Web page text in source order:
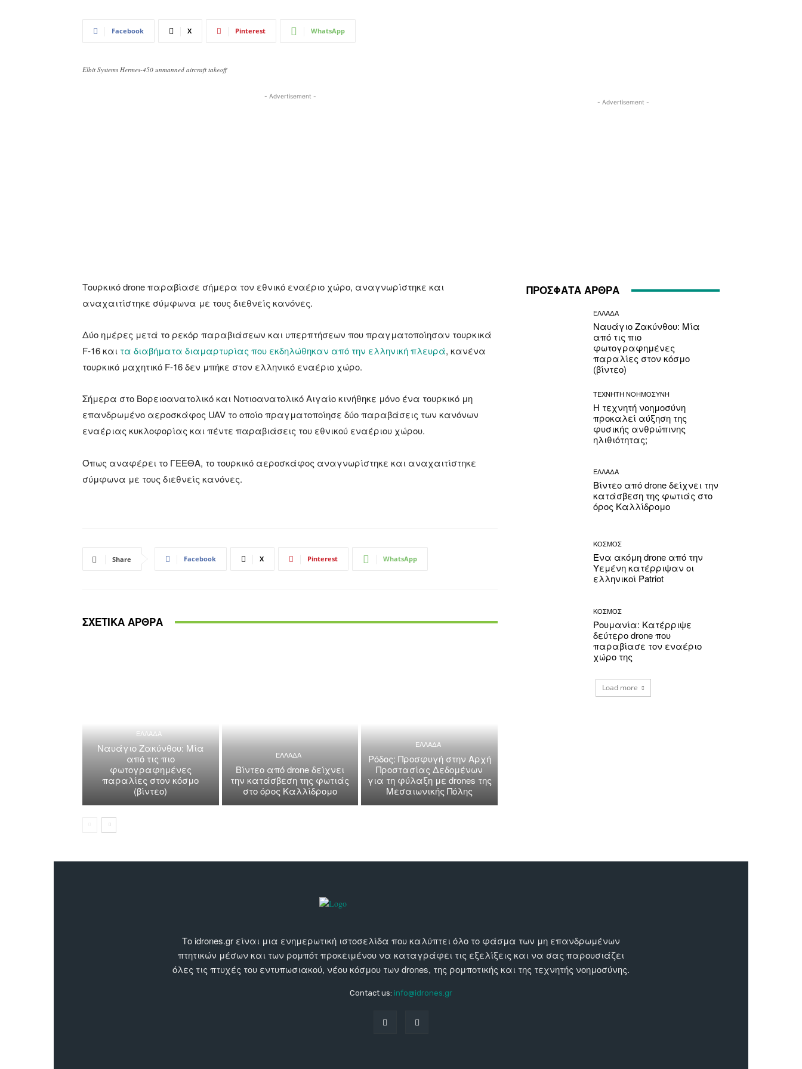
Facebook X Pinterest WhatsApp
Elbit Systems Hermes-450 unmanned aircraft takeoff
- Advertisement -
Tουρκικό drone παραβίασε σήμερα τον εθνικό εναέριο χώρο, αναγνωρίστηκε και
αναχαιτίστηκε σύμφωνα με τους διεθνείς κανόνες.
Δύο ημέρες μετά το ρεκόρ παραβιάσεων και υπερπτήσεων που πραγματοποίησαν τουρκικά
F-16 και τα διαβήματα διαμαρτυρίας που εκδηλώθηκαν από την ελληνική πλευρά, κανένα
τουρκικό μαχητικό F-16 δεν μπήκε στον ελληνικό εναέριο χώρο.
Σήμερα στο Βορειοανατολικό και Νοτιοανατολικό Αιγαίο κινήθηκε μόνο ένα τουρκικό μη
επανδρωμένο αεροσκάφος UAV το οποίο πραγματοποίησε δύο παραβάσεις των κανόνων
εναέριας κυκλοφορίας και πέντε παραβιάσεις του εθνικού εναέριου χώρου.
Όπως αναφέρει το ΓΕΕΘΑ, το τουρκικό αεροσκάφος αναγνωρίστηκε και αναχαιτίστηκε
σύμφωνα με τους διεθνείς κανόνες.
Share Facebook X Pinterest WhatsApp
ΣΧΕΤΙΚΑ ΑΡΘΡΑ
ΕΛΛΑΔΑ
Ναυάγιο Ζακύνθου: Μία
από τις πιο
φωτογραφημένες
παραλίες στον κόσμο
(βίντεο)
ΕΛΛΑΔΑ
Βίντεο από drone δείχνει
την κατάσβεση της φωτιάς
στο όρος Καλλίδρομο
ΕΛΛΑΔΑ
Ρόδος: Προσφυγή στην Αρχή
Προστασίας Δεδομένων
για τη φύλαξη με drones της
Μεσαιωνικής Πόλης
- Advertisement -
ΠΡΟΣΦΑΤΑ ΑΡΘΡΑ
ΕΛΛΑΔΑ
Ναυάγιο Ζακύνθου: Μία
από τις πιο
φωτογραφημένες
παραλίες στον κόσμο
(βίντεο)
ΤΕΧΝΗΤΗ ΝΟΗΜΟΣΥΝΗ
Η τεχνητή νοημοσύνη
προκαλεί αύξηση της
φυσικής ανθρώπινης
ηλιθιότητας;
ΕΛΛΑΔΑ
Βίντεο από drone δείχνει την
κατάσβεση της φωτιάς στο
όρος Καλλίδρομο
ΚΟΣΜΟΣ
Ένα ακόμη drone από την
Υεμένη κατέρριψαν οι
ελληνικοί Patriot
ΚΟΣΜΟΣ
Ρουμανία: Κατέρριψε
δεύτερο drone που
παραβίασε τον εναέριο
χώρο της
Load more
Το idrones.gr είναι μια ενημερωτική ιστοσελίδα που καλύπτει όλο το φάσμα των μη επανδρωμένων
πτητικών μέσων και των ρομπότ προκειμένου να καταγράφει τις εξελίξεις και να σας παρουσιάζει
όλες τις πτυχές του εντυπωσιακού, νέου κόσμου των drones, της ρομποτικής και της τεχνητής νοημοσύνης.
Contact us: info@idrones.gr